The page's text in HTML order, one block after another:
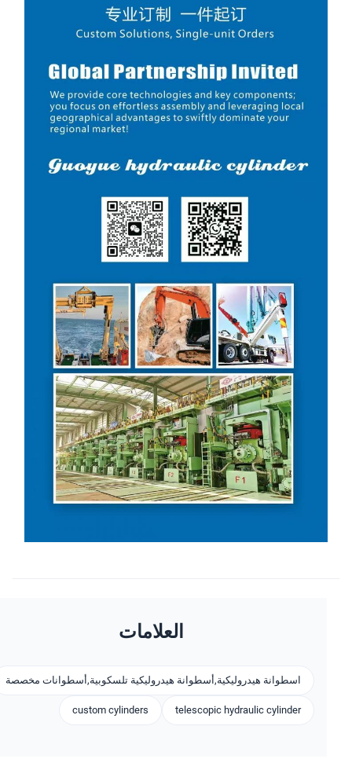
العلامات
اسطوانة هيدروليكية,أسطوانة هيدروليكية تلسكوبية,أسطوانات مخصصة
telescopic hydraulic cylinder
custom cylinders